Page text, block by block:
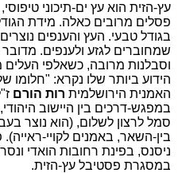
עץ-הזית הוא עץ ים-תיכוני
פסלים מרובים כאלה. מידת
בגודל טבעי. העץ והענפים
שמחוברים לגזע ולענפים.
וסבלנות מרובה, כשאלפי
הידוע ביותר שלו נקרא: "חלומו
האמנית הירושלמית רות הורם
במפגש-דרכים בין היישוב
סמל לרצון לשלום, (הוא נוצר
בין-השאר, באמנים לקויי-ראייה).
ניסנס, בפינת רחובות הואדי
במסגרת פסטיבל עץ-הזית.